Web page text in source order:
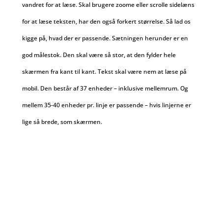
vandret for at læse. Skal brugere zoome eller scrolle sidelæns
for at læse teksten, har den også forkert størrelse. Så lad os
kigge på, hvad der er passende. Sætningen herunder er en
god målestok. Den skal være så stor, at den fylder hele
skærmen fra kant til kant. Tekst skal være nem at læse på
mobil. Den består af 37 enheder – inklusive mellemrum. Og
mellem 35-40 enheder pr. linje er passende – hvis linjerne er
lige så brede, som skærmen.